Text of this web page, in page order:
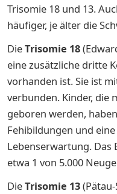
Trisomie 18 und 13.
häufiger, je älter die
DieTrisomie 18
eine zusätzliche dritte
vorhanden ist. Sie ist
verbunden. Kinder, die
geboren werden,
Fehibildungen und
Lebenserwartung.
etwa 1 von 5.000
DieTrisomie 13